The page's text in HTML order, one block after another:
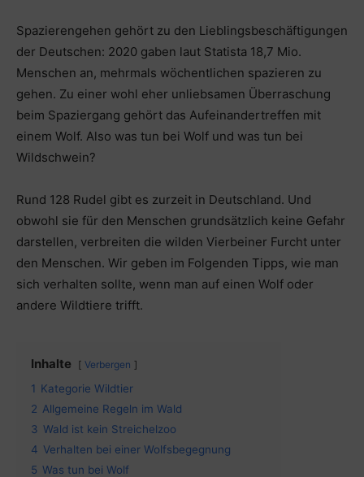
Spazierengehen gehört zu den Lieblingsbeschäftigungen
der Deutschen: 2020 gaben laut Statista 18,7 Mio.
Menschen an, mehrmals wöchentlichen spazieren zu
gehen. Zu einer wohl eher unliebsamen Überraschung
beim Spaziergang gehört das Aufeinandertreffen mit
einem Wolf. Also was tun bei Wolf und was tun bei
Wildschwein?
Rund 128 Rudel gibt es zurzeit in Deutschland. Und
obwohl sie für den Menschen grundsätzlich keine Gefahr
darstellen, verbreiten die wilden Vierbeiner Furcht unter
den Menschen. Wir geben im Folgenden Tipps, wie man
sich verhalten sollte, wenn man auf einen Wolf oder
andere Wildtiere trifft.
Inhalte Verbergen
1 Kategorie Wildtier
2 Allgemeine Regeln im Wald
3 Wald ist kein Streichelzoo
4 Verhalten bei einer Wolfsbegegnung
5 Was tun bei Wolf